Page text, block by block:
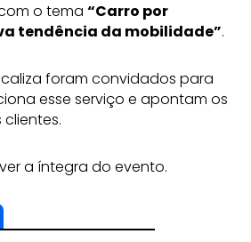
o tema “Carro por
tendência da mobilidade”.
foram convidados para
esse serviço e apontam os
a íntegra do evento.